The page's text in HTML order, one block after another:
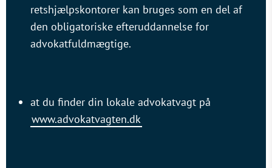
retshjælpskontorer kan bruges som en del af
den obligatoriske efteruddannelse for
advokatfuldmægtige.
at du finder din lokale advokatvagt på
www.advokatvagten.dk